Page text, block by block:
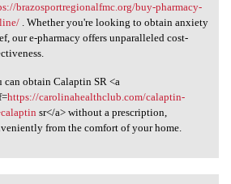
brazosportregionalfmc.org/buy-pharmacy-
. Whether you're looking to obtain anxiety
our e-pharmacy offers unparalleled cost-
can obtain Calaptin SR <a
https://carolinahealthclub.com/calaptin-
sr</a> without a prescription,
from the comfort of your home.